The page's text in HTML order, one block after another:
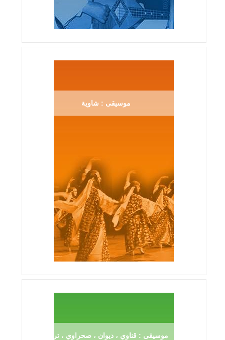
موسيقى : شاوية
موسيقى : قناوي ، ديوان ، صحراوي ، ترڨية